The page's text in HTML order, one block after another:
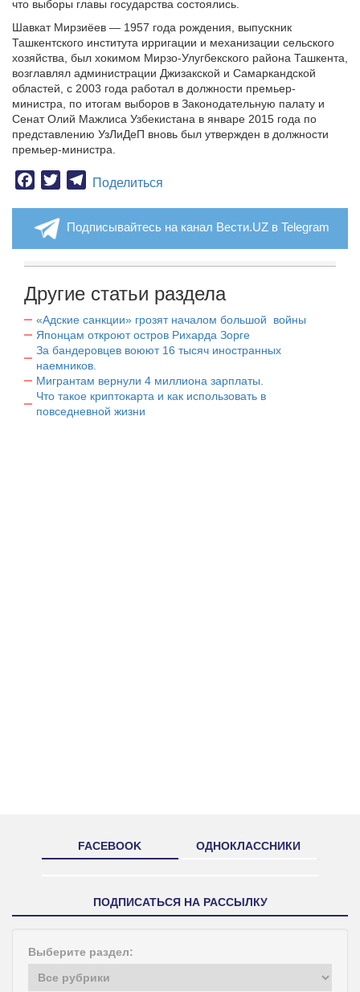
что выборы главы государства состоялись.
Шавкат Мирзиёев — 1957 года рождения, выпускник
Ташкентского института ирригации и механизации сельского
хозяйства, был хокимом Мирзо-Улугбекского района Ташкента,
возглавлял администрации Джизакской и Самаркандской
областей, с 2003 года работал в должности премьер-
министра, по итогам выборов в Законодательную палату и
Сенат Олий Мажлиса Узбекистана в январе 2015 года по
представлению УзЛиДеП вновь был утвержден в должности
премьер-министра.
Facebook
TwitterTelegram
Поделиться
Подписывайтесь на канал Вести.UZ в Telegram
Другие статьи раздела
«Адские санкции» грозят началом большой войны
Японцам откроют остров Рихарда Зорге
За бандеровцев воюют 16 тысяч иностранных
наемников.
Мигрантам вернули 4 миллиона зарплаты.
Что такое криптокарта и как использовать в
повседневной жизни
FACEBOOK ОДНОКЛАССНИКИ
ПОДПИСАТЬСЯ НА РАССЫЛКУ
Выберите раздел: